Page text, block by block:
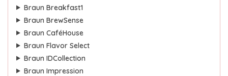
Braun Breakfast1
Braun BrewSense
Braun CaféHouse
Braun Flavor Select
Braun IDCollection
Braun Impression